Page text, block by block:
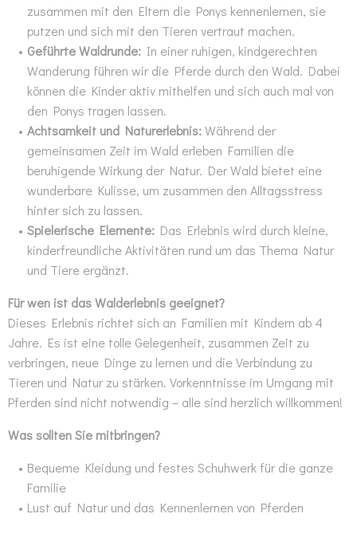
zusammen mit den Eltern die Ponys kennenlernen, sie
putzen und sich mit den Tieren vertraut machen.
Geführte Waldrunde:In einer ruhigen, kindgerechten
Wanderung führen wir die Pferde durch den Wald. Dabei
können die Kinder aktiv mithelfen und sich auch mal von
den Ponys tragen lassen.
Achtsamkeit und Naturerlebnis:Während der
gemeinsamen Zeit im Wald erleben Familien die
beruhigende Wirkung der Natur. Der Wald bietet eine
wunderbare Kulisse, um zusammen den Alltagsstress
hinter sich zu lassen.
Spielerische Elemente:Das Erlebnis wird durch kleine,
kinderfreundliche Aktivitäten rund um das Thema Natur
und Tiere ergänzt.
Für wen ist das Walderlebnis geeignet?
Dieses Erlebnis richtet sich an Familien mit Kindern ab 4
Jahre. Es ist eine tolle Gelegenheit, zusammen Zeit zu
verbringen, neue Dinge zu lernen und die Verbindung zu
Tieren und Natur zu stärken. Vorkenntnisse im Umgang mit
Pferden sind nicht notwendig – alle sind herzlich willkommen!
Was sollten Sie mitbringen?
Bequeme Kleidung und festes Schuhwerk für die ganze
Familie
Lust auf Natur und das Kennenlernen von Pferden